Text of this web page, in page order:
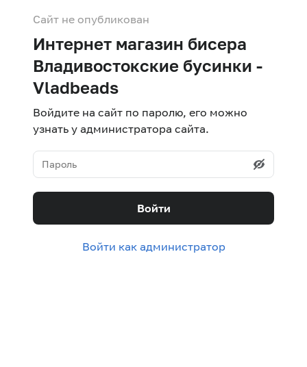
Сайт не опубликован
Интернет магазин бисера
Владивостокские бусинки -
Vladbeads
Войдите на сайт по паролю, его можно
узнать у администратора сайта.
Войти
Войти как администратор